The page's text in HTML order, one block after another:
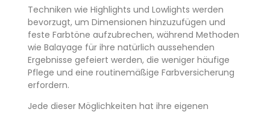
Techniken wie Highlights und Lowlights werden
bevorzugt, um Dimensionen hinzuzufügen und
feste Farbtöne aufzubrechen, während Methoden
wie Balayage für ihre natürlich aussehenden
Ergebnisse gefeiert werden, die weniger häufige
Pflege und eine routinemäßige Farbversicherung
erfordern.
Jede dieser Möglichkeiten hat ihre eigenen